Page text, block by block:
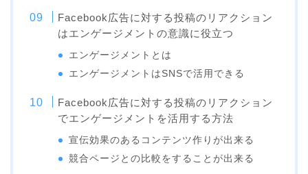
Facebook広告に対する投稿のリアクション
はエンゲージメントの意識に役立つ
エンゲージメントとは
エンゲージメントはSNSで活用できる
Facebook広告に対する投稿のリアクション
でエンゲージメントを活用する方法
宣伝効果のあるコンテンツ作りが出来る
競合ページとの比較をすることが出来る